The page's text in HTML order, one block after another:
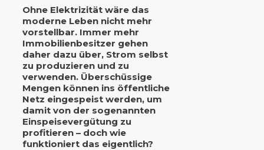
Ohne Elektrizität wäre das
moderne Leben nicht mehr
vorstellbar. Immer mehr
Immobilienbesitzer gehen
daher dazu über, Strom selbst
zu produzieren und zu
verwenden. Überschüssige
Mengen können ins öffentliche
Netz eingespeist werden, um
damit von der sogenannten
Einspeisevergütung zu
profitieren – doch wie
funktioniert das eigentlich?